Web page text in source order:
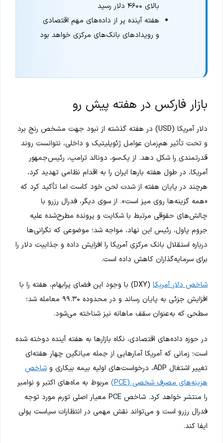
بالای ۴۶۰۰ دلار رسید
هفته آینده پر از داده‌های مهم اقتصادی
و رویدادهای بانک‌های مرکزی خواهد بود
بازار فارکس در هفته پیش رو
دلار آمریکا (USD) در هفته گذشته از نبود جهت مشخص رنج برد
و تحت تأثیر هم‌زمان عوامل ژئوپلیتیک و داخلی، نتوانست روند
قدرتمندی را شکل دهد. از یک‌سو، دونالد ترامپ، رئیس‌جمهور
آمریکا، در طول هفته بارها ایران را به اقدام نظامی تهدید کرد،
هرچند در پایان هفته از شدت لحن خود کاست اما تأکید کرد که
«همه گزینه‌ها روی میز است». از سوی دیگر، فدرال رزرو با
چالش‌های حقوقی مرتبط با شکایت و پرونده مطرح‌شده علیه
جروم پاول، رئیس این نهاد، مواجه شد؛ موضوعی که نگرانی‌ها
درباره استقلال بانک مرکزی آمریکا را افزایش داده و جذابیت دلار را
برای سرمایه‌گذاران کاهش داده است.
شاخص دلار آمریکا
(DXY) با وجود این فضای پرابهام، هفته را با
افزایش جزئی به پایان رساند و در محدوده ۹۹.۳۰ معامله شد؛
سطحی که به‌عنوان سقف ماهانه نیز شناخته می‌شود.
در حوزه داده‌های اقتصادی، نگاه بازارها به هفته آینده دوخته شده
است؛ زمانی که آمریکا آمارهایی از جمله میانگین چهار هفته‌ای
تغییر اشتغال ADP، درخواست‌های اولیه بیمه بیکاری و
شاخص
هزینه‌های مصرف شخصی (PCE)
مربوط به ماه‌های اکتبر و نوامبر
را منتشر خواهد کرد. شاخص PCE معیار اصلی تورم مورد توجه
فدرال رزرو است و می‌تواند نقش مهمی در انتظارات سیاست پولی
ایفا کند.